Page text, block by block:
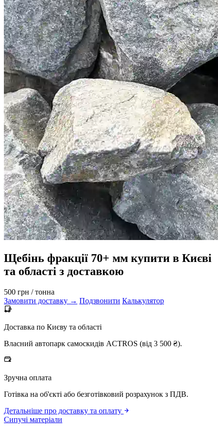
Щебінь фракції 70+ мм купити в Києві
та області з доставкою
500 грн / тонна
Замовити доставку → Подзвонити Калькулятор
Доставка по Києву та області
Власний автопарк самоскидів ACTROS (від 3 500 ₴).
Зручна оплата
Готівка на об'єкті або безготівковий розрахунок з ПДВ.
Детальніше про доставку та оплату
Сипучі матеріали